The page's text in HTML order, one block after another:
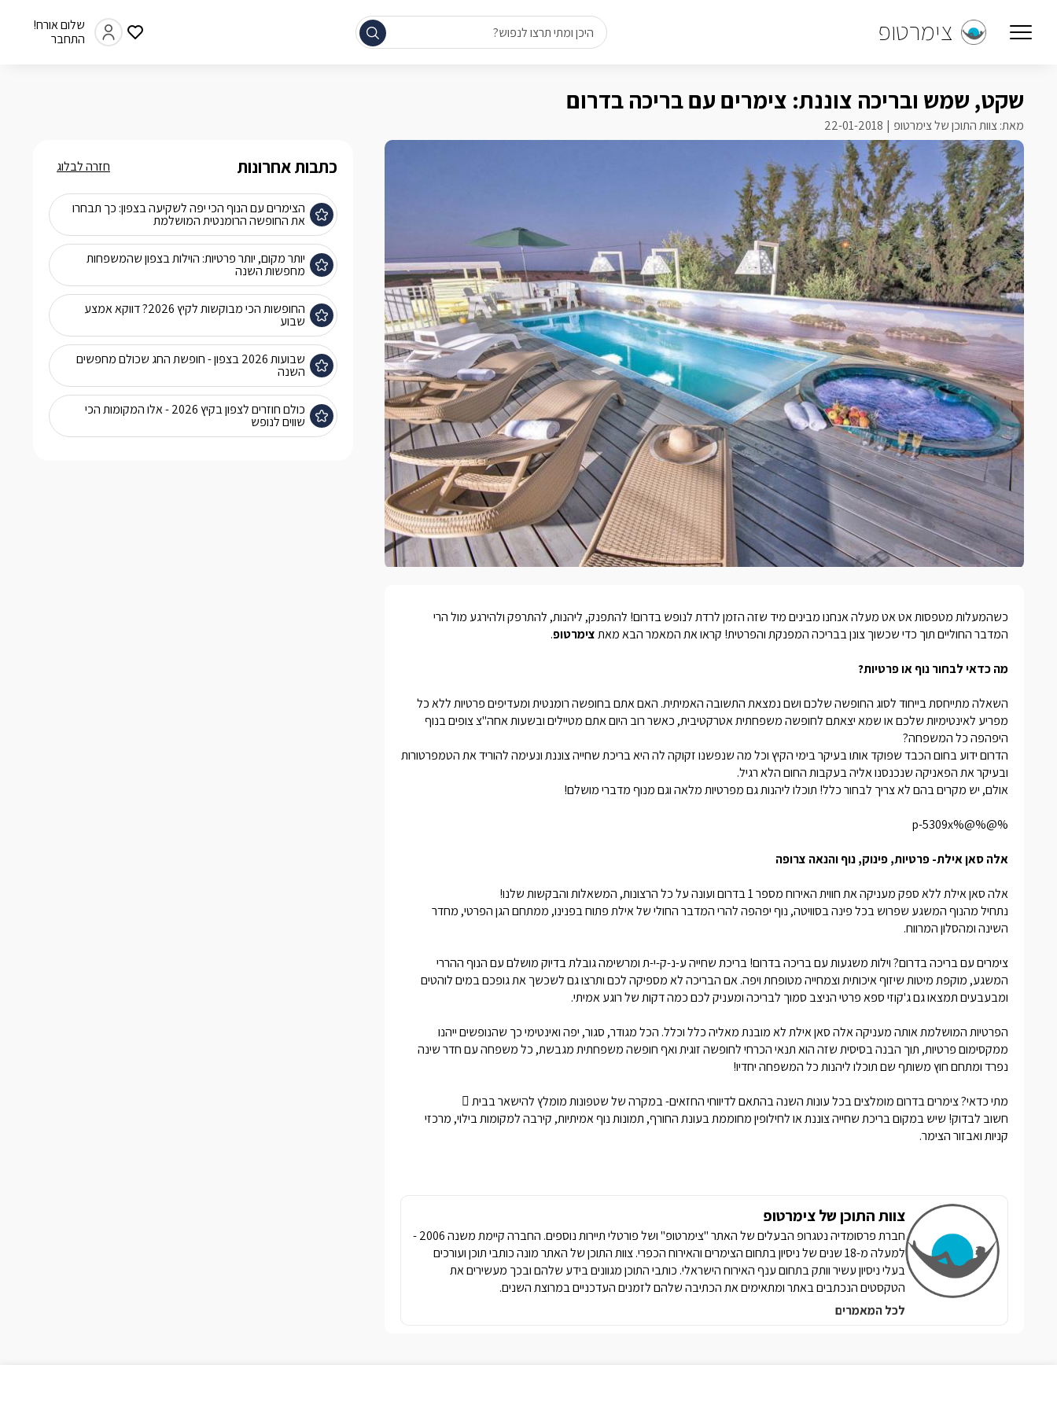
צימרטופ
שלום אורח!
התחבר
היכן ומתי תרצו לנפוש?
שקט, שמש ובריכה צוננת: צימרים עם בריכה בדרום
מאת: צוות התוכן של צימרטופ 22-01-2018
כשהמעלות מטפסות אט אט מעלה אנחנו מבינים מיד שזה הזמן לרדת לנופש בדרום! להתפנק, ליהנות, להתרפק ולהירגע מול הרי
המדבר החוליים תוך כדי שכשוך צונן בבריכה המפנקת והפרטית! קראו את המאמר הבא מאתצימרטופ.
מה כדאי לבחור נוף או פרטיות?
השאלה מתייחסת בייחוד לסוג החופשה שלכם ושם נמצאת התשובה האמיתית. האם אתם בחופשה רומנטית ומעדיפים פרטיות ללא כל
מפריע לאינטימיות שלכם או שמא יצאתם לחופשה משפחתית אטרקטיבית, כאשר רוב היום אתם מטיילים ובשעות אחה"צ צופים בנוף
היפהפה כל המשפחה?
הדרום ידוע בחום הכבד שפוקד אותו בעיקר בימי הקיץ וכל מה שנפשנו זקוקה לה היא בריכת שחייה צוננת ונעימה להוריד את הטמפרטורות
ובעיקר את הפאניקה שנכנסנו אליה בעקבות החום הלא רגיל.
אולם, יש מקרים בהם לא צריך לבחור כלל! תוכלו ליהנות גם מפרטיות מלאה וגם מנוף מדברי מושלם!
%@%@%p-5309x
אלה סאן אילת- פרטיות, פינוק, נוף והנאה צרופה
אלה סאן אילת ללא ספק מעניקה את חווית האירוח מספר 1 בדרום ועונה על כל הרצונות, המשאלות והבקשות שלנו!
נתחיל מהנוף המשגע שפרוש בכל פינה בסוויטה, נוף יפהפה להרי המדבר החולי של אילת פתוח בפנינו, ממתחם הגן הפרטי, מחדר
השינה ומהסלון המרווח.
צימרים עם בריכה בדרום? וילות משגעות עם בריכה בדרום! בריכת שחייה ע-נ-ק-י-ת ומרשימה גובלת בדיוק מושלם עם הנוף ההררי
המשגע, מוקפת מיטות שיזוף איכותית וצמחייה מטופחת ויפה. אם הבריכה לא מספיקה לכם ותרצו גם לשכשך את גופכם במים לוהטים
ומבעבעים תמצאו גם ג'קוזי ספא פרטי הניצב סמוך לבריכה ומעניק לכם כמה דקות של רוגע אמיתי.
הפרטיות המושלמת אותה מעניקה אלה סאן אילת לא מובנת מאליה כלל וכלל. הכל מגודר, סגור, יפה ואינטימי כך שהנופשים ייהנו
ממקסימום פרטיות, תוך הבנה בסיסית שזה הוא תנאי הכרחי לחופשה זוגית ואף חופשה משפחתית מגבשת, כל משפחה עם חדר שינה
נפרד ומתחם חוץ משותף שם תוכלו ליהנות כל המשפחה יחדיו!
מתי כדאי? צימרים בדרום מומלצים בכל עונות השנה בהתאם לדיווחי החזאים- במקרה של שטפונות מומלץ להישאר בבית 
חשוב לבדוק! שיש במקום בריכת שחייה צוננת או לחילופין מחוממת בעונת החורף, תמונות נוף אמיתיות, קירבה למקומות בילוי, מרכזי
קניות ואבזור הצימר.
צוות התוכן של צימרטופ
חברת פרסומדיה נטגרופ הבעלים של האתר "צימרטופ" ושל פורטלי תיירות נוספים. החברה קיימת משנה 2006 -
למעלה מ-18 שנים של ניסיון בתחום הצימרים והאירוח הכפרי. צוות התוכן של האתר מונה כותבי תוכן ועורכים
בעלי ניסיון עשיר וותק בתחום ענף האירוח הישראלי. כותבי התוכן מגוונים בידע שלהם ובכך מעשירים את
הטקסטים הנכתבים באתר ומתאימים את הכתיבה שלהם לזמנים העדכניים במרוצת השנים.
לכל המאמרים
כתבות אחרונות
הצימרים עם הנוף הכי יפה לשקיעה בצפון: כך תבחרו
את החופשה הרומנטית המושלמת
יותר מקום, יותר פרטיות: הוילות בצפון שהמשפחות
מחפשות השנה
החופשות הכי מבוקשות לקיץ 2026? דווקא אמצע
שבוע
שבועות 2026 בצפון - חופשת החג שכולם מחפשים
השנה
כולם חוזרים לצפון בקיץ 2026 - אלו המקומות הכי
שווים לנופש
חזרה לבלוג